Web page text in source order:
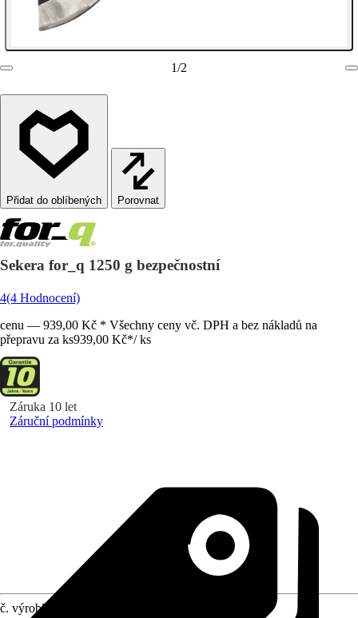
1/2
Porovnat
Sekera for_q 1250 g bezpečnostní
4(4 Hodnocení)
cenu — 939,00 Kč * Všechny ceny vč. DPH a bez nákladů na
přepravu za ks939,00 Kč*/ ks
Záruka 10 let
Záruční podmínky
č. výrobku